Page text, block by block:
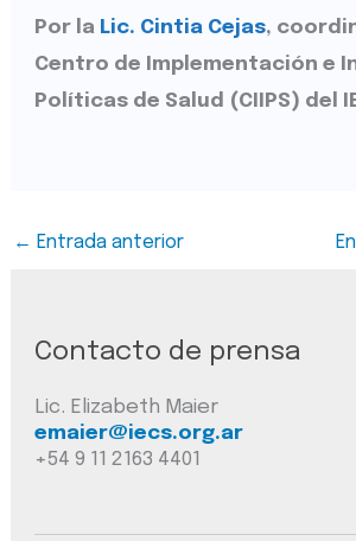
Por la Lic. Cintia Cejas,
Centro de Implementación e
Políticas de Salud (CIIPS) del
← Entrada anterior
Contacto de prensa
Lic. Elizabeth Maier
emaier@iecs.org.ar
+54 9 11 2163 4401